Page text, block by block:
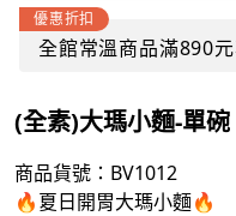
優惠折扣
全館常溫商品滿890
(全素)大瑪小麵-單碗
商品貨號： BV1012
🔥夏日開胃大瑪小麵🔥